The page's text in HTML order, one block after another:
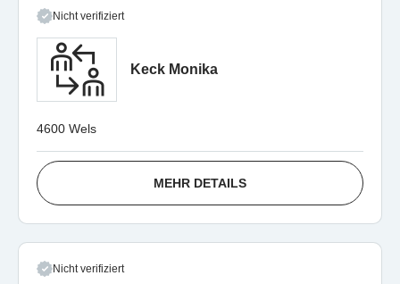
Nicht verifiziert
Keck Monika
4600 Wels
MEHR DETAILS
Nicht verifiziert